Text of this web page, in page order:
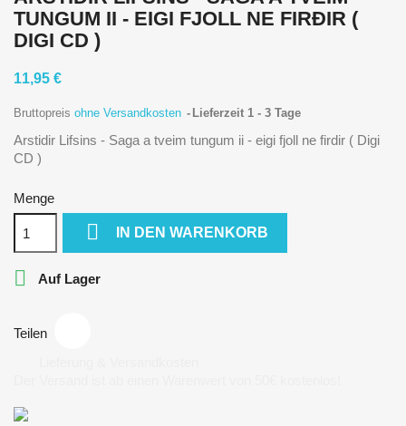
TUNGUM II - EIGI FJOLL NE FIRÐIR (
DIGI CD )
11,95 €
Bruttopreis ohne Versandkosten Lieferzeit 1 - 3 Tage
Arstidir Lifsins - Saga a tveim tungum ii - eigi fjoll ne firdir ( Digi
CD )
Menge
 IN DEN WARENKORB
 Auf Lager
Teilen